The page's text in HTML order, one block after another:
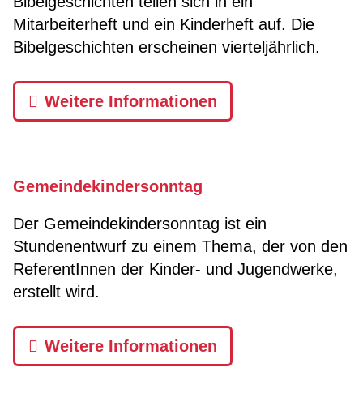
Mitarbeiterheft und ein Kinderheft auf. Die
Bibelgeschichten erscheinen vierteljährlich.
Weitere Informationen
Gemeindekindersonntag
Der Gemeindekindersonntag ist ein
Stundenentwurf zu einem Thema, der von den
ReferentInnen der Kinder- und Jugendwerke,
erstellt wird.
Weitere Informationen